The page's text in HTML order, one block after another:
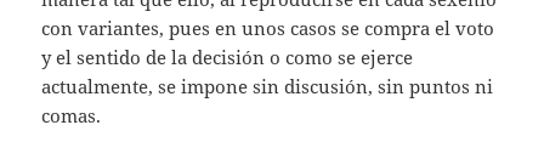
con variantes, pues en unos casos se compra el voto
y el sentido de la decisión o como se ejerce
actualmente, se impone sin discusión, sin puntos ni
comas.